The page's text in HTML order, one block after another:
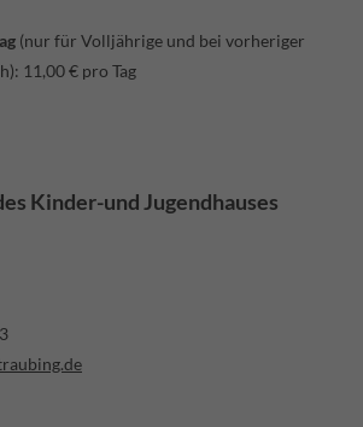
(nur für Volljährige und bei vorheriger
11,00 € pro Tag
Kinder-und Jugendhauses